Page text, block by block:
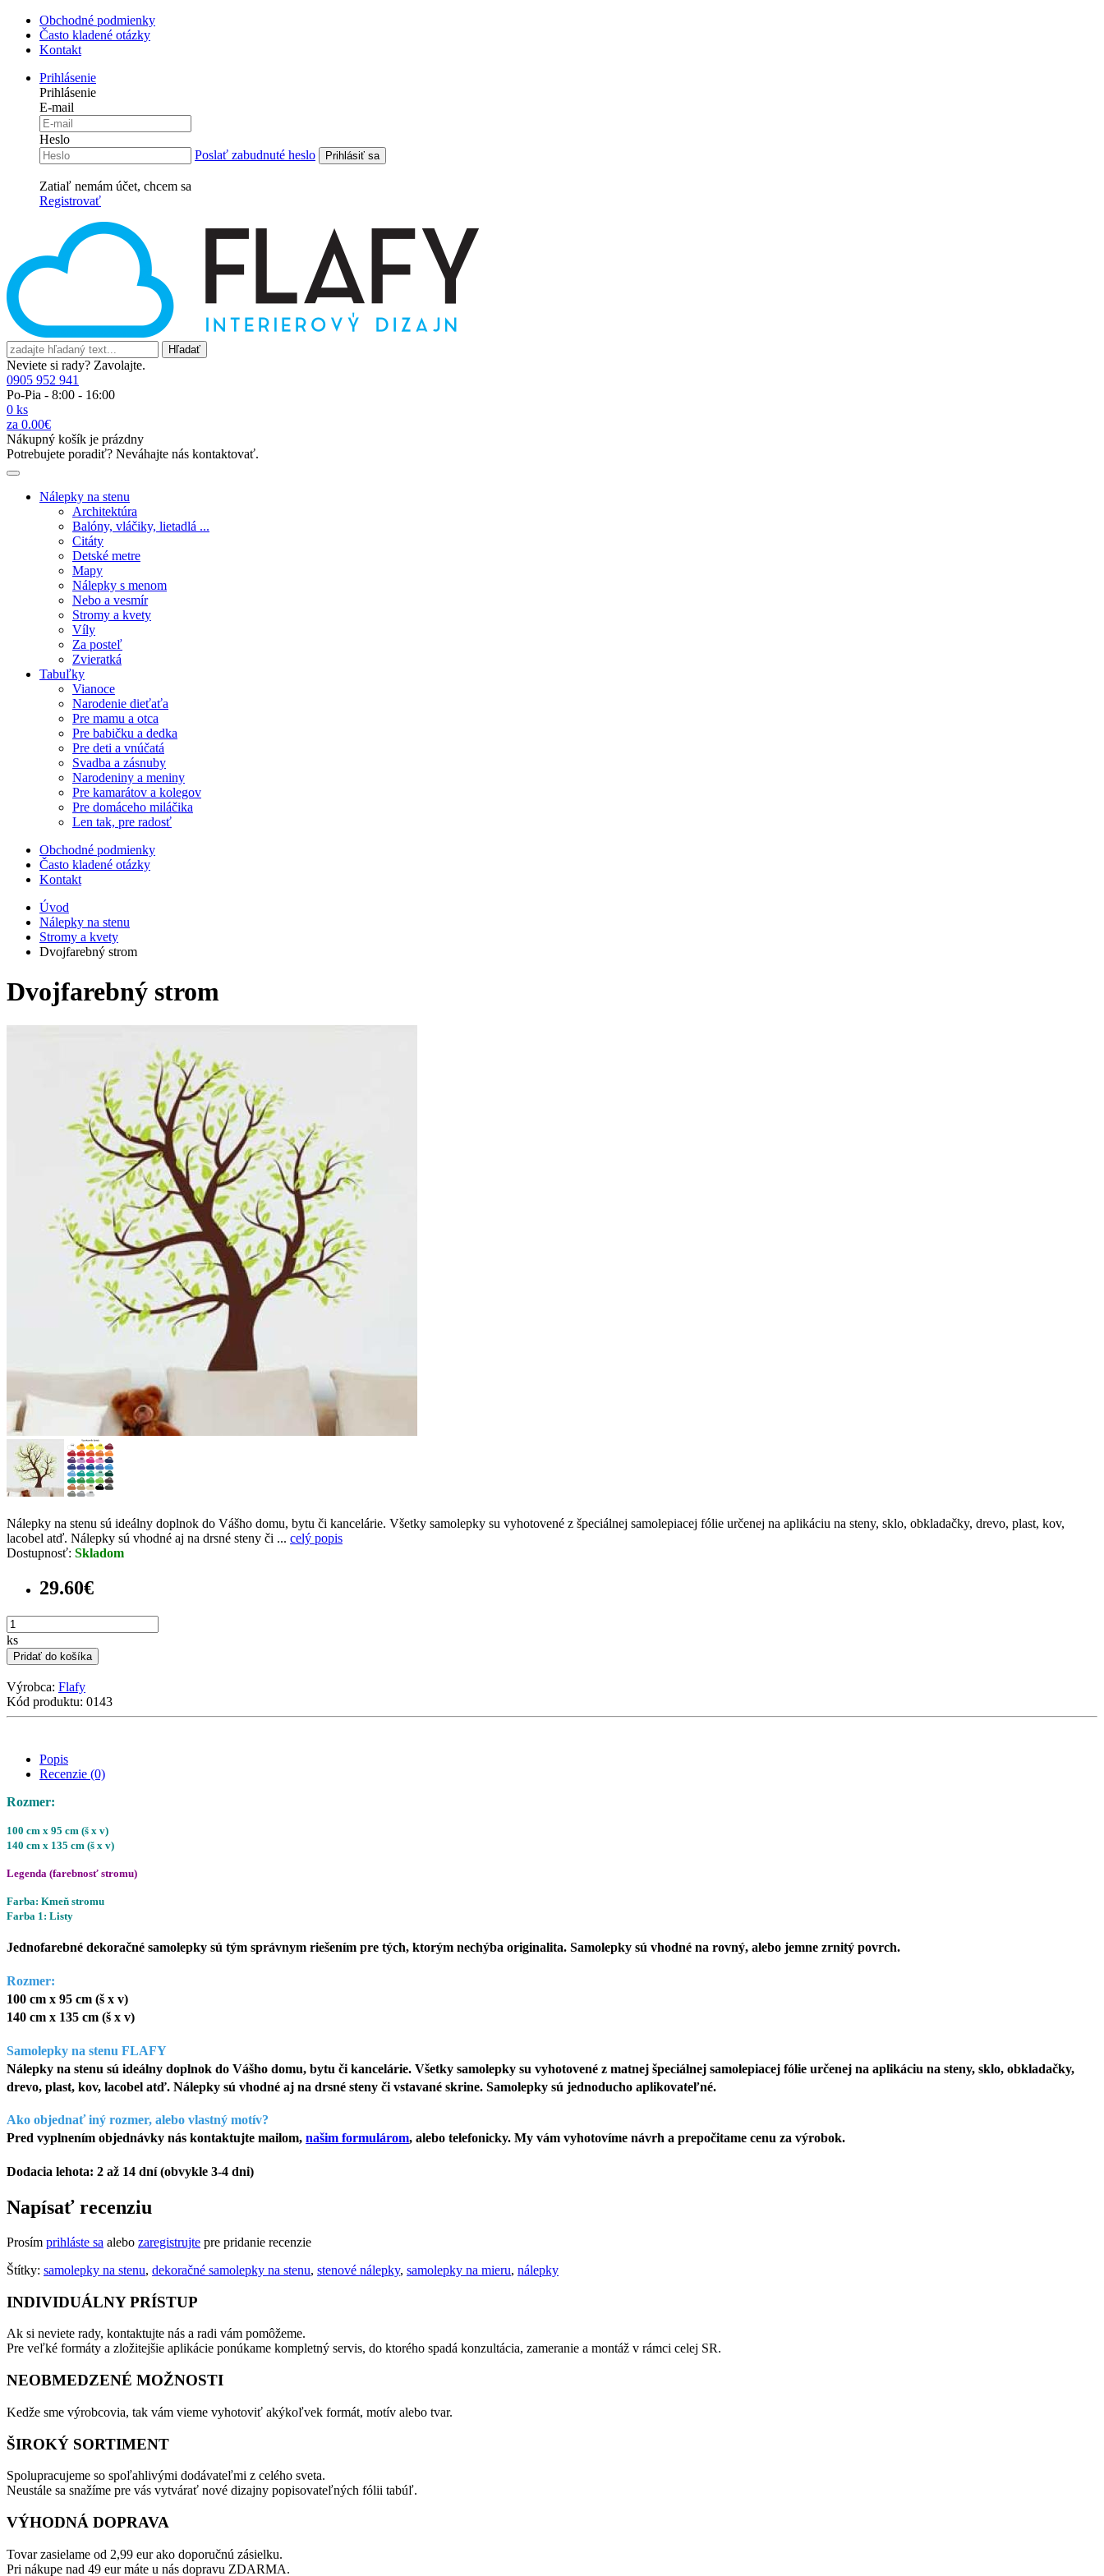
Obchodné podmienky
Často kladené otázky
Kontakt
Prihlásenie
Prihlásenie
E-mail
Heslo
Poslať zabudnuté heslo
Zatiaľ nemám účet, chcem sa
Registrovať
Hľadať
Neviete si rady? Zavolajte.
0905 952 941
Po-Pia - 8:00 - 16:00
0 ks
za 0.00€
Nákupný košík je prázdny
Potrebujete poradiť? Neváhajte nás kontaktovať.
Nálepky na stenu
Architektúra
Balóny, vláčiky, lietadlá ...
Citáty
Detské metre
Mapy
Nálepky s menom
Nebo a vesmír
Stromy a kvety
Víly
Za posteľ
Zvieratká
Tabuľky
Vianoce
Narodenie dieťaťa
Pre mamu a otca
Pre babičku a dedka
Pre deti a vnúčatá
Svadba a zásnuby
Narodeniny a meniny
Pre kamarátov a kolegov
Pre domáceho miláčika
Len tak, pre radosť
Obchodné podmienky
Často kladené otázky
Kontakt
Úvod
Nálepky na stenu
Stromy a kvety
Dvojfarebný strom
Dvojfarebný strom
Nálepky na stenu sú ideálny doplnok do Vášho domu, bytu či kancelárie. Všetky samolepky su vyhotovené z špeciálnej samolepiacej fólie určenej na aplikáciu na steny, sklo, obkladačky, drevo, plast, kov,
lacobel atď. Nálepky sú vhodné aj na drsné steny či ... celý popis
Dostupnosť: Skladom
29.60€
ks
Pridať do košíka
Výrobca: Flafy
Kód produktu: 0143
Popis
Recenzie (0)
Rozmer:
100 cm x 95 cm (š x v)
140 cm x 135 cm (š x v)
Legenda (farebnosť stromu)
Farba: Kmeň stromu
Farba 1: Listy
Jednofarebné dekoračné samolepky sú tým správnym riešením pre tých, ktorým nechýba originalita. Samolepky sú vhodné na rovný, alebo jemne zrnitý povrch.
Rozmer:
100 cm x 95 cm (š x v)
140 cm x 135 cm (š x v)
Samolepky na stenu FLAFY
Nálepky na stenu sú ideálny doplnok do Vášho domu, bytu či kancelárie. Všetky samolepky su vyhotovené z matnej špeciálnej samolepiacej fólie určenej na aplikáciu na steny, sklo, obkladačky,
drevo, plast, kov, lacobel atď. Nálepky sú vhodné aj na drsné steny či vstavané skrine. Samolepky sú jednoducho aplikovateľné.
Ako objednať iný rozmer, alebo vlastný motív?
Pred vyplnením objednávky nás kontaktujte mailom, našim formulárom, alebo telefonicky. My vám vyhotovíme návrh a prepočitame cenu za výrobok.
Dodacia lehota: 2 až 14 dní (obvykle 3-4 dni)
Napísať recenziu
Prosím prihláste sa alebo zaregistrujte pre pridanie recenzie
Štítky: samolepky na stenu, dekoračné samolepky na stenu, stenové nálepky, samolepky na mieru, nálepky
INDIVIDUÁLNY PRÍSTUP
Ak si neviete rady, kontaktujte nás a radi vám pomôžeme.
Pre veľké formáty a zložitejšie aplikácie ponúkame kompletný servis, do ktorého spadá konzultácia, zameranie a montáž v rámci celej SR.
NEOBMEDZENÉ MOŽNOSTI
Kedže sme výrobcovia, tak vám vieme vyhotoviť akýkoľvek formát, motív alebo tvar.
ŠIROKÝ SORTIMENT
Spolupracujeme so spoľahlivými dodávateľmi z celého sveta.
Neustále sa snažíme pre vás vytvárať nové dizajny popisovateľných fólii tabúľ.
VÝHODNÁ DOPRAVA
Tovar zasielame od 2,99 eur ako doporučnú zásielku.
Pri nákupe nad 49 eur máte u nás dopravu ZDARMA.